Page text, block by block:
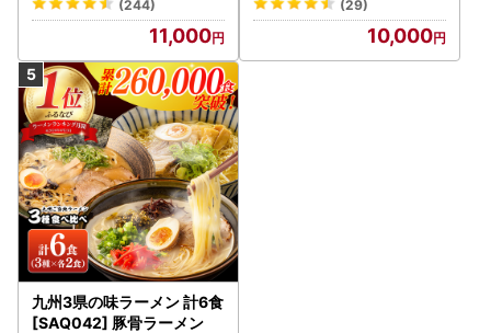
(244)
11,000
(29)
10,000
九州3県の味ラーメン 計6食
[SAQ042] 豚骨ラーメン